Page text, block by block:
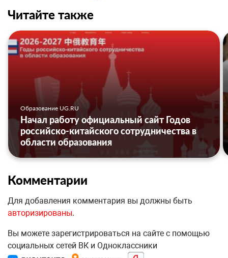
Читайте также
Образование UG.RU
Начал работу официальный сайт Годов
российско-китайского сотрудничества в
области образования
Комментарии
Для добавления комментария вы должны быть
авторизированы.
Вы можете зарегистрироваться на сайте с помощью
социальных сетей ВК и Одноклассники